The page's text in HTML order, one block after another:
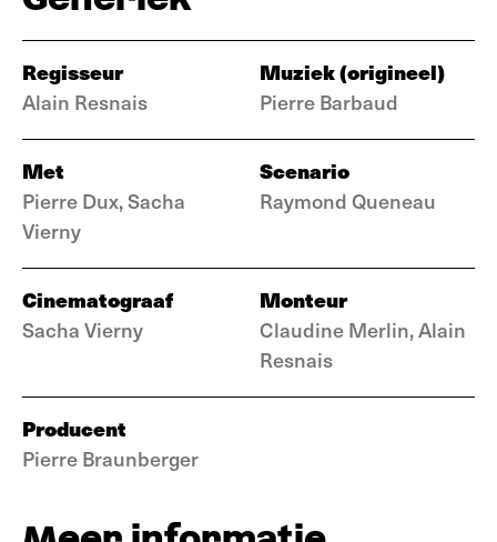
Regisseur
Alain Resnais
Muziek (origineel)
Pierre Barbaud
Met
Pierre Dux, Sacha
Vierny
Scenario
Raymond Queneau
Cinematograaf
Sacha Vierny
Monteur
Claudine Merlin, Alain
Resnais
Producent
Pierre Braunberger